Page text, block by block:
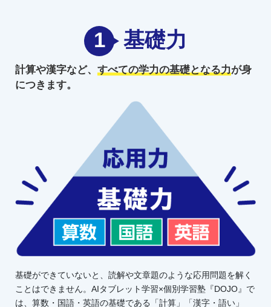
1 基礎力
計算や漢字など、 すべての学力の基礎となる力が身
につきます。
基礎ができていないと、読解や文章題のような応用問題を解く
ことはできません。AIタブレット学習×個別学習塾『DOJO』で
は、算数・国語・英語の基礎である「計算」「漢字・語い」